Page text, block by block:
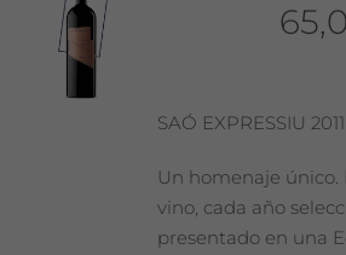
SAÓ EXPRESSIU 2011
Un homenaje
vino, cada año
presentado en una